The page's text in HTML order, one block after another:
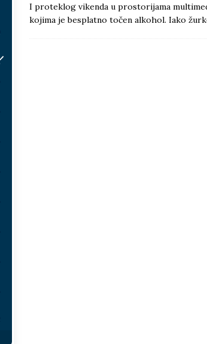
I proteklog vikenda u prostorijama
kojima je besplatno točen alkohol. Iako